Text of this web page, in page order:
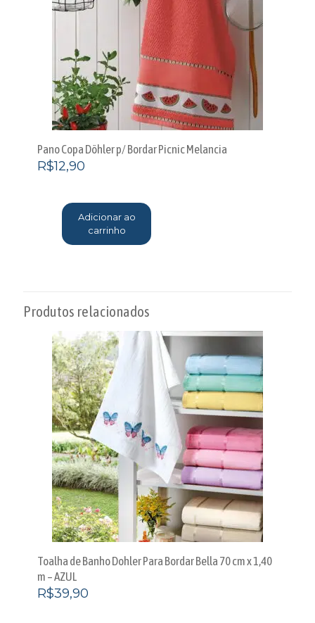
Pano Copa Döhler p/ Bordar Picnic Melancia
R$12,90
Adicionar ao
carrinho
Produtos relacionados
Toalha de Banho Dohler Para Bordar Bella 70 cm x 1,40
m – AZUL
R$39,90